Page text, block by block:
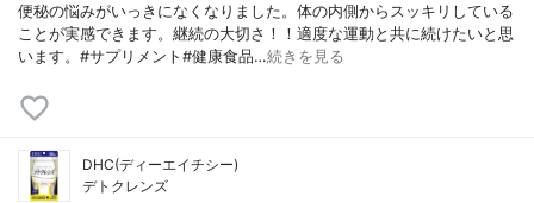
便秘の悩みがいっきになくなりました。体の内側からスッキリしている
ことが実感できます。継続の大切さ！！適度な運動と共に続けたいと思
います。#サプリメント#健康食品…続きを見る
DHC(ディーエイチシー)
デトクレンズ